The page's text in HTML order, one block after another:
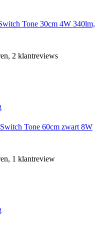
Tone 30cm 4W 340lm,
2 klantreviews
Tone 60cm zwart 8W
1 klantreview